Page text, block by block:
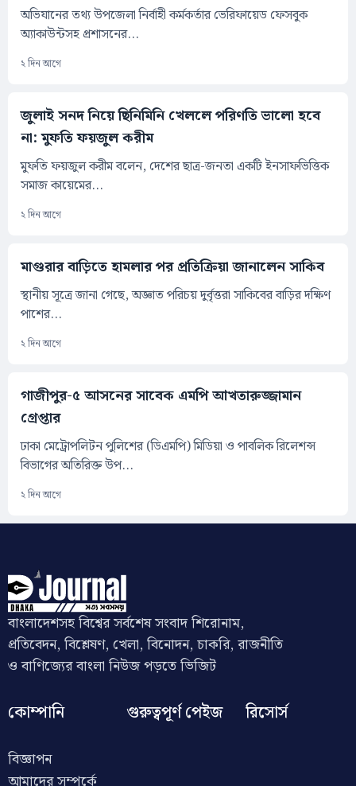
অভিযানের তথ্য উপজেলা নির্বাহী কর্মকর্তার ভেরিফায়েড ফেসবুক
অ্যাকাউন্টসহ প্রশাসনের...
২ দিন আগে
জুলাই সনদ নিয়ে ছিনিমিনি খেললে পরিণতি ভালো হবে
না: মুফতি ফয়জুল করীম
মুফতি ফয়জুল করীম বলেন, দেশের ছাত্র-জনতা একটি ইনসাফভিত্তিক
সমাজ কায়েমের...
২ দিন আগে
মাগুরার বাড়িতে হামলার পর প্রতিক্রিয়া জানালেন সাকিব
স্থানীয় সূত্রে জানা গেছে, অজ্ঞাত পরিচয় দুর্বৃত্তরা সাকিবের বাড়ির দক্ষিণ
পাশের...
২ দিন আগে
গাজীপুর-৫ আসনের সাবেক এমপি আখতারুজ্জামান
গ্রেপ্তার
ঢাকা মেট্রোপলিটন পুলিশের (ডিএমপি) মিডিয়া ও পাবলিক রিলেশন্স
বিভাগের অতিরিক্ত উপ...
২ দিন আগে
বাংলাদেশসহ বিশ্বের সর্বশেষ সংবাদ শিরোনাম,
প্রতিবেদন, বিশ্লেষণ, খেলা, বিনোদন, চাকরি, রাজনীতি
ও বাণিজ্যের বাংলা নিউজ পড়তে ভিজিট
কোম্পানি
বিজ্ঞাপন
গুরুত্বপূর্ণ পেইজ রিসোর্স